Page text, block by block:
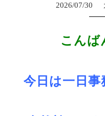
2026/07/30
こん
今日は一日